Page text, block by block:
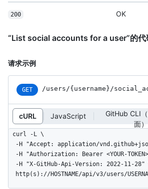
200 OK
“List social accounts for a user”的代
请求示例
GET /users /{username} /social_
cURL JavaScript
GitHub CLI
面）
curl -L \
http(s)://HOSTNAME/api/v3/users/